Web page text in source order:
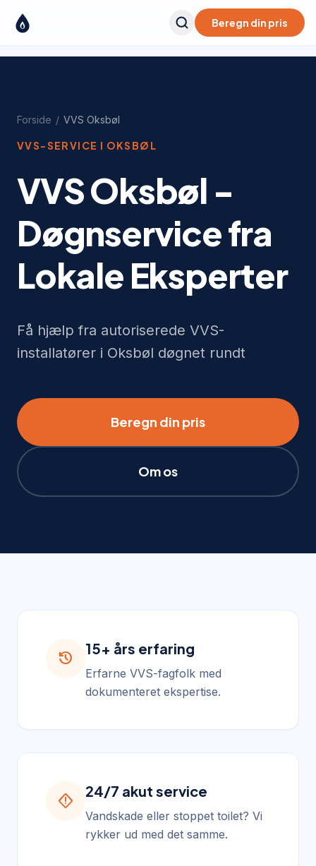
Beregn din pris
Forside / VVS Oksbøl
VVS-SERVICE I OKSBØL
VVS Oksbøl -
Døgnservice fra
Lokale Eksperter
Få hjælp fra autoriserede VVS-
installatører i Oksbøl døgnet rundt
Beregn din pris
Om os
history
15+ års erfaring
Erfarne VVS-fagfolk med
dokumenteret ekspertise.
emergency_home
24/7 akut service
Vandskade eller stoppet toilet? Vi
rykker ud med det samme.